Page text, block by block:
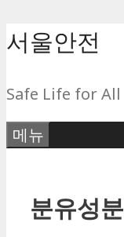
컨
로
건
너
서울안전
Safe Life for All
메뉴
분유성분